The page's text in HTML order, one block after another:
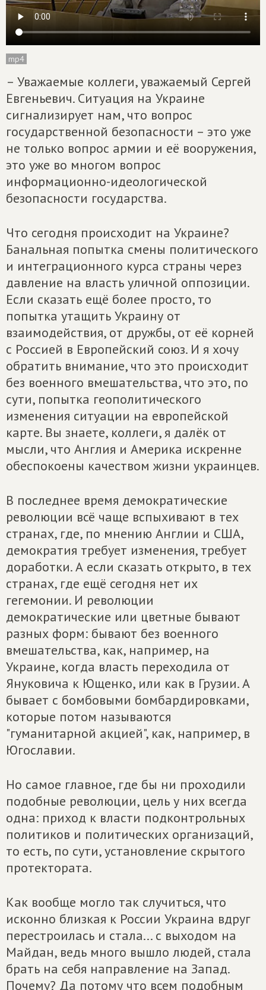
mp4
– Уважаемые коллеги, уважаемый Сергей
Евгеньевич. Ситуация на Украине
сигнализирует нам, что вопрос
государственной безопасности – это уже
не только вопрос армии и её вооружения,
это уже во многом вопрос
информационно-идеологической
безопасности государства.
Что сегодня происходит на Украине?
Банальная попытка смены политического
и интеграционного курса страны через
давление на власть уличной оппозиции.
Если сказать ещё более просто, то
попытка утащить Украину от
взаимодействия, от дружбы, от её корней
с Россией в Европейский союз. И я хочу
обратить внимание, что это происходит
без военного вмешательства, что это, по
сути, попытка геополитического
изменения ситуации на европейской
карте. Вы знаете, коллеги, я далёк от
мысли, что Англия и Америка искренне
обеспокоены качеством жизни украинцев.
В последнее время демократические
революции всё чаще вспыхивают в тех
странах, где, по мнению Англии и США,
демократия требует изменения, требует
доработки. А если сказать открыто, в тех
странах, где ещё сегодня нет их
гегемонии. И революции
демократические или цветные бывают
разных форм: бывают без военного
вмешательства, как, например, на
Украине, когда власть переходила от
Януковича к Ющенко, или как в Грузии. А
бывает с бомбовыми бомбардировками,
которые потом называются
"гуманитарной акцией", как, например, в
Югославии.
Но самое главное, где бы ни проходили
подобные революции, цель у них всегда
одна: приход к власти подконтрольных
политиков и политических организаций,
то есть, по сути, установление скрытого
протектората.
Как вообще могло так случиться, что
исконно близкая к России Украина вдруг
перестроилась и стала... с выходом на
Майдан, ведь много вышло людей, стала
брать на себя направление на Запад.
Почему? Да потому что всем подобным